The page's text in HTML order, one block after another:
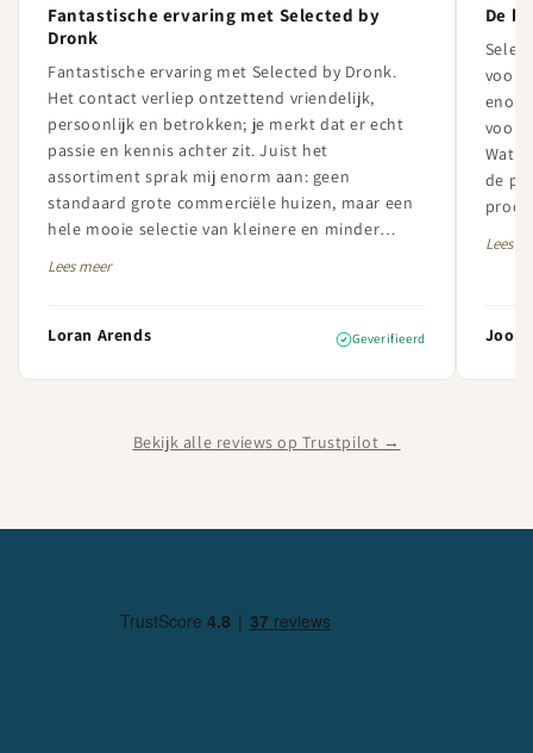
Fantastische ervaring met Selected by
Dronk
Fantastische ervaring met Selected by Dronk.
Het contact verliep ontzettend vriendelijk,
persoonlijk en betrokken; je merkt dat er echt
passie en kennis achter zit. Juist het
assortiment sprak mij enorm aan: geen
standaard grote commerciële huizen, maar een
hele mooie selectie van kleinere en minder
tevreden over de service én het aanbod en zal
Lees meer
Loran Arends Geverifieerd
De
voor
Wat
de
Lees
Bekijk alle reviews op Trustpilot →